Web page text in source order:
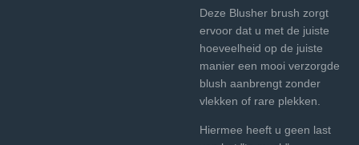
Deze Blusher brush zorgt
ervoor dat u met de juiste
hoeveelheid op de juiste
manier een mooi verzorgde
blush aanbrengt zonder
vlekken of rare plekken.
Hiermee heeft u geen last